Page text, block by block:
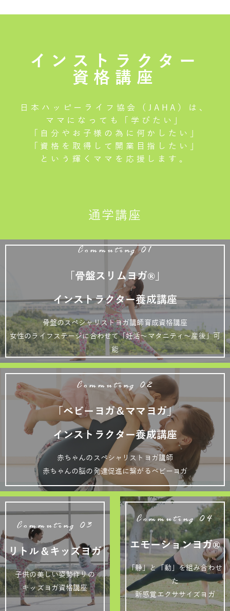
インストラクター
資格講座
日本ハッピーライフ協会（JAHA）は、
ママになっても「学びたい」
「自分やお子様の為に何かしたい」
「資格を取得して開業目指したい」
という輝くママを応援します。
通学講座
Commuting 01
「骨盤スリムヨガ®」
インストラクター養成講座
骨盤のスペシャリストヨガ講師育成資格講座
女性のライフステージに合わせて「妊活～マタニティ～産後」可
能
Commuting 02
「ベビーヨガ＆ママヨガ」
インストラクター養成講座
赤ちゃんのスペシャリストヨガ講師
赤ちゃんの脳の発達促進に繋がるベビーヨガ
Commuting 03
リトル＆キッズヨガ
子供の美しい姿勢作りの
キッズヨガ資格講座
Commuting 04
エモーションヨガ®
「静」と「動」を組み合わせ
た
新感覚エクササイズヨガ